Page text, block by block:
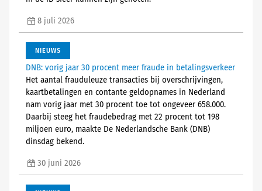
8 juli 2026
NIEUWS
DNB: vorig jaar 30 procent meer fraude in betalingsverkeer
Het aantal frauduleuze transacties bij overschrijvingen,
kaartbetalingen en contante geldopnames in Nederland
nam vorig jaar met 30 procent toe tot ongeveer 658.000.
Daarbij steeg het fraudebedrag met 22 procent tot 198
miljoen euro, maakte De Nederlandsche Bank (DNB)
dinsdag bekend.
30 juni 2026